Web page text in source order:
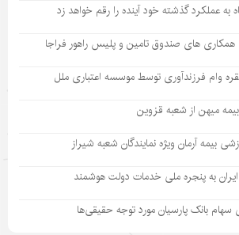
به عملکرد گذشته خود آینده را رقم خواهد زد
همکاری های صندوق تامین و پلیس راهور فراجا
بیمه میهن از شعبه قزوین
بیمه آرمان ویژه نمایندگان شعبه شیراز
به پنجره ملی خدمات دولت هوشمند
سهام بانک پارسیان مورد توجه حقیقی‌ها